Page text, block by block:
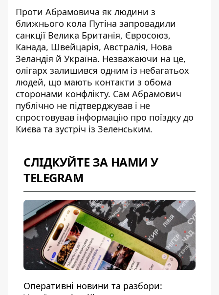
Проти Абрамовича як людини з
ближнього кола Путіна запровадили
санкції Велика Британія, Євросоюз,
Канада, Швейцарія, Австралія, Нова
Зеландія й Україна. Незважаючи на це,
олігарх залишився одним із небагатьох
людей, що мають контакти з обома
сторонами конфлікту. Сам Абрамович
публічно не підтверджував і не
спростовував інформацію про поїздку до
Києва та зустріч із Зеленським.
СЛІДКУЙТЕ ЗА НАМИ У
TELEGRAM
Оперативні новини та разбори: